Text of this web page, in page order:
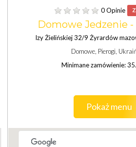
0 Opinie
Domowe Jedzenie
Izy Żielińskiej 32/9 Żyrardów
Domowe, Pierogi,
Minimane zamówienie:
Pokaż menu